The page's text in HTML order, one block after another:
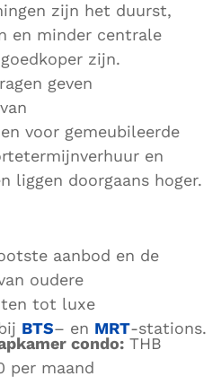
zijn het duurst,
en minder centrale
zijn.
geven
voor gemeubileerde
en
liggen doorgaans hoger.
aanbod en de
oudere
tot luxe
BTS– en MRT-stations.
condo: THB
per maand